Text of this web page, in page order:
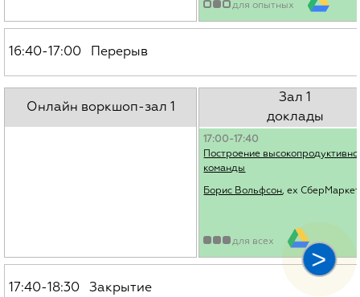
для опытных
16:40-17:00 Перерыв
Онлайн воркшоп-зал 1
Зал 1
доклады
17:00-17:40
Построение
команды
Борис Вольфсон, ex СберМаркет
для всех
17:40-18:30 Закрытие